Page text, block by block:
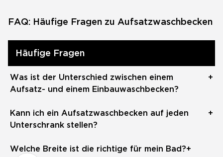
FAQ: Häufige Fragen zu Aufsatzwaschbecken
Häufige Fragen
Was ist der Unterschied zwischen einem
Aufsatz- und einem Einbauwaschbecken?
+
Ein Aufsatzwaschbecken liegt sichtbar auf der
Waschtischplatte oder dem Unterschrank auf und ist
Einbauwaschbecken wird bündig in einen
Kann ich ein Aufsatzwaschbecken auf jeden
Unterschrank stellen?
+
Grundsätzlich ja – solange die Stellfläche breit und
Welche Breite ist die richtige für mein Bad?+